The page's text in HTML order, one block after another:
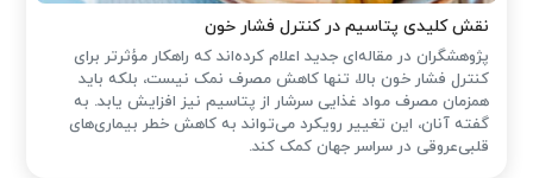
نقش کلیدی پتاسیم در کنترل فشار خون
پژوهشگران در مقاله‌ای جدید اعلام کرده‌اند که راهکار مؤثرتر برای
کنترل فشار خون بالا، تنها کاهش مصرف نمک نیست، بلکه باید
همزمان مصرف مواد غذایی سرشار از پتاسیم نیز افزایش یابد. به
گفته آنان، این تغییر رویکرد می‌تواند به کاهش خطر بیماری‌های
قلبی‌عروقی در سراسر جهان کمک کند.